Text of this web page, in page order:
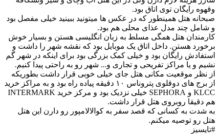
و‌قهوه رایگان توی اتاق بود.
صبحانه هتل همینطور که در عکس ها میتونید ببینید خیلی مفصل بود
و شامل چند مدل عذای محلی هم بود.
کارمندان هتل همگی مسلط به زبان انگلیسی هستن و بسیار خوش
برخورد هستن. داخل اتاق یک موبایل بود که نقشه شهر را داشت و
استفادش رایگان بود و خیلی کمک بزرگی بود برای اینکه در شهر گم
نشیم و یا مراکز تفریحی و تجاری و... شهر رو به راحتی پیدا کنیم.
از نظر موقعیت مکانی هتل جای خیلی خوبی قرار داشت بطوریکه
از برج های دوقلوی پتروناس ۱۰ دقیقه پیاده راه بود و به مراکز خرید
KLCC و SEPHORA خیلی نزدیک بود و مرکز خرید INTERMARK
هم دقیقا روبروی هتل قرار داشت.
به شدت به کسانی که قصد سفر به کوالالامپور رو دارن این هتل
هتل رو توصیه میکنم.
#تایسیز